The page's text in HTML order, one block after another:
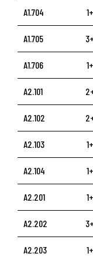
A1.704
A1.705
A1.706
A2.101
A2.102
A2.103
A2.104
A2.201
A2.202
A2.203